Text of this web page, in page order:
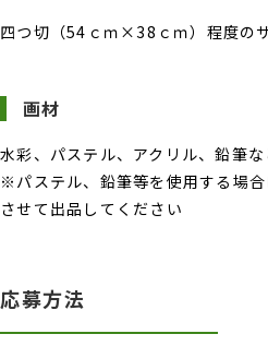
四つ切（54ｃｍ×38ｃｍ）程度の
画材
水彩、パステル、アクリル、鉛筆な
※パステル、鉛筆等を使用する場
させて出品してください
応募方法